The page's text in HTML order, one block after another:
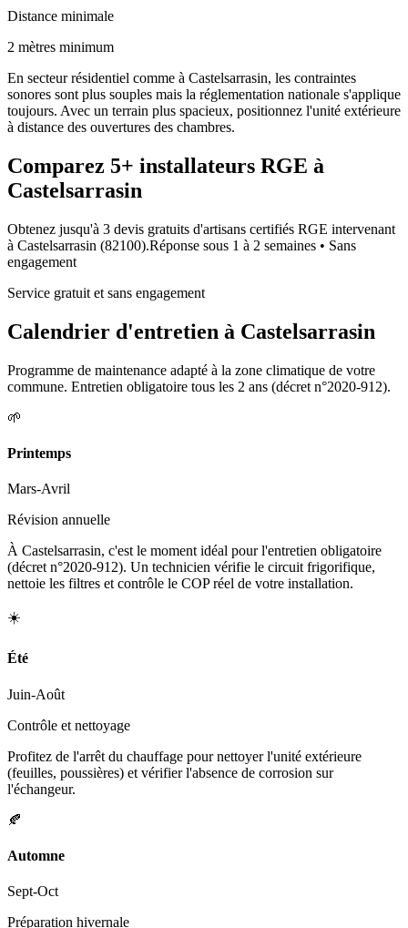
Distance minimale
2 mètres minimum
En secteur résidentiel comme à Castelsarrasin, les contraintes
sonores sont plus souples mais la réglementation nationale s'applique
toujours. Avec un terrain plus spacieux, positionnez l'unité extérieure
à distance des ouvertures des chambres.
Comparez 5+ installateurs RGE à
Castelsarrasin
Obtenez jusqu'à 3 devis gratuits d'artisans certifiés RGE intervenant
à Castelsarrasin (82100).Réponse sous 1 à 2 semaines • Sans
engagement
Service gratuit et sans engagement
Calendrier d'entretien à Castelsarrasin
Programme de maintenance adapté à la zone climatique de votre
commune. Entretien obligatoire tous les 2 ans (décret n°2020-912).
🌱
Printemps
Mars-Avril
Révision annuelle
À Castelsarrasin, c'est le moment idéal pour l'entretien obligatoire
(décret n°2020-912). Un technicien vérifie le circuit frigorifique,
nettoie les filtres et contrôle le COP réel de votre installation.
☀️
Été
Juin-Août
Contrôle et nettoyage
Profitez de l'arrêt du chauffage pour nettoyer l'unité extérieure
(feuilles, poussières) et vérifier l'absence de corrosion sur
l'échangeur.
🍂
Automne
Sept-Oct
Préparation hivernale